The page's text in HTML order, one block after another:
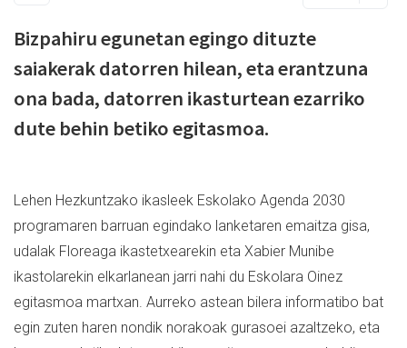
Bizpahiru egunetan egingo dituzte
saiakerak datorren hilean, eta erantzuna
ona bada, datorren ikasturtean ezarriko
dute behin betiko egitasmoa.
Lehen Hezkuntzako ikasleek Eskolako Agenda 2030
programaren barruan egindako lanketaren emaitza gisa,
udalak Floreaga ikastetxearekin eta Xabier Munibe
ikastolarekin elkarlanean jarri nahi du Eskolara Oinez
egitasmoa martxan. Aurreko astean bilera informatibo bat
egin zuten haren nondik norakoak gurasoei azaltzeko, eta